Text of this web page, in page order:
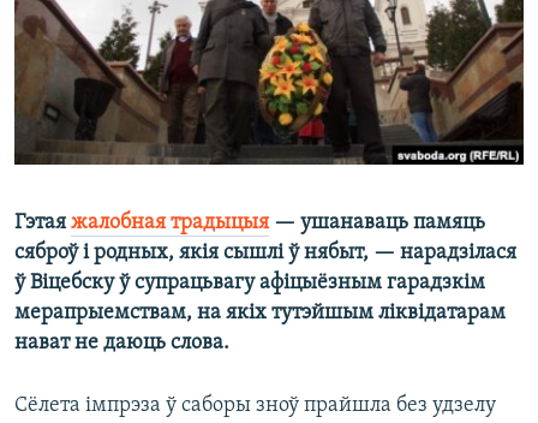
Гэтая жалобная традыцыя — ушанаваць памяць
сяброў і родных, якія сышлі ў нябыт, — нарадзілася
ў Віцебску ў супрацьвагу афіцыёзным гарадзкім
мерапрыемствам, на якіх тутэйшым ліквідатарам
нават не даюць слова.
Сёлета імпрэза ў саборы зноў прайшла без удзелу